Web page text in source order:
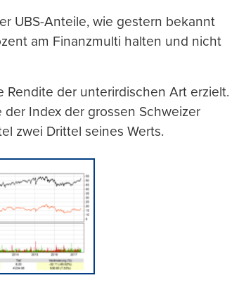
UBS-Anteile, wie gestern bekannt
am Finanzmulti halten und nicht
Rendite der unterirdischen Art erzielt.
Index der grossen Schweizer
zwei Drittel seines Werts.